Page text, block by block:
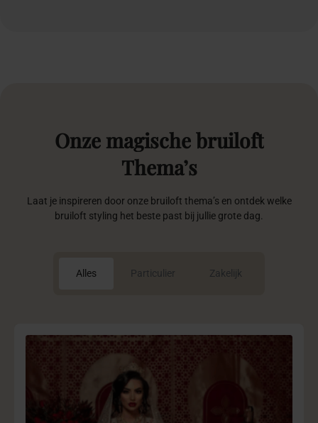
Onze magische bruiloft
Thema’s
Laat je inspireren door onze bruiloft thema’s en ontdek welke
bruiloft styling het beste past bij jullie grote dag.
Alles Particulier Zakelijk